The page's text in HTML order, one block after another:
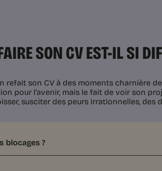
SON CV EST-IL SI
refait son CV à des moments charnière
pour l’avenir, mais le fait de voir son
susciter des peurs irrationnelles, des
blocages ?